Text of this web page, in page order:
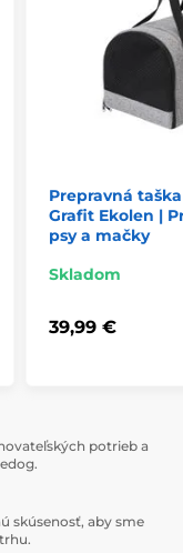
vyrobený z
Poťah je
okná auta
držať na svojom
Prepravná
Grafit Ekolen |
psy a mačky
Skladom
39,99 €
potrieb a
skúsenosť, aby sme